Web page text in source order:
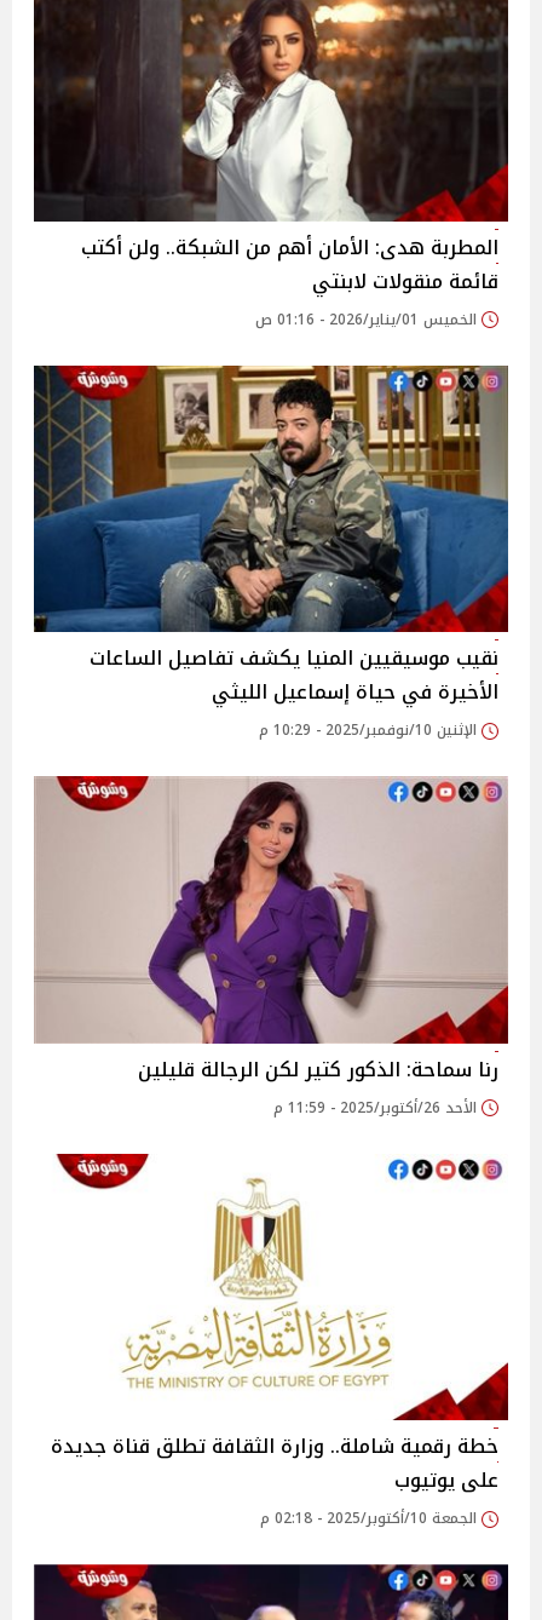
المطربة هدى: الأمان أهم من الشبكة.. ولن أكتب
قائمة منقولات لابنتي
الخميس 01/يناير/2026 - 01:16 ص
نقيب موسيقيين المنيا يكشف تفاصيل الساعات
الأخيرة في حياة إسماعيل الليثي
الإثنين 10/نوفمبر/2025 - 10:29 م
رنا سماحة: الذكور كتير لكن الرجالة قليلين
الأحد 26/أكتوبر/2025 - 11:59 م
خطة رقمية شاملة.. وزارة الثقافة تطلق قناة جديدة
على يوتيوب
الجمعة 10/أكتوبر/2025 - 02:18 م